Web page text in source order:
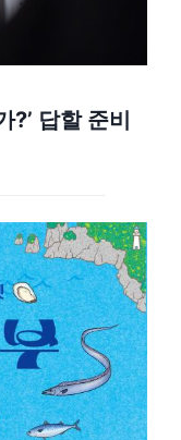
?’ 답할 준비